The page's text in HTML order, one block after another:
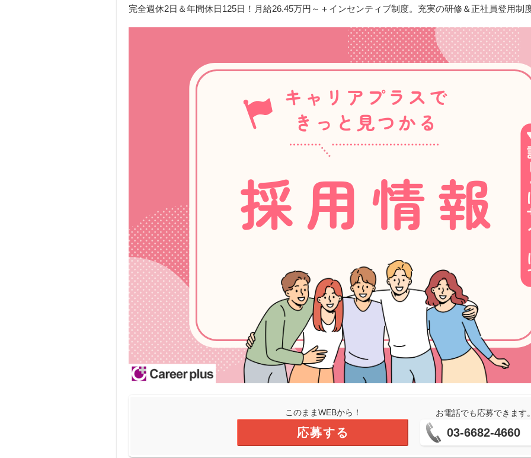
完全週休2日＆年間休日125日！月給26.45万円～＋インセンティブ制度。充実の研修＆正社員登用制
このままWEBから！
応募する
お電話でも応募できます
03-6682-4660